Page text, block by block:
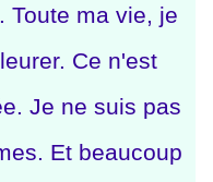
Toute ma vie, je
Ce n'est
Je ne suis pas
Et beaucoup